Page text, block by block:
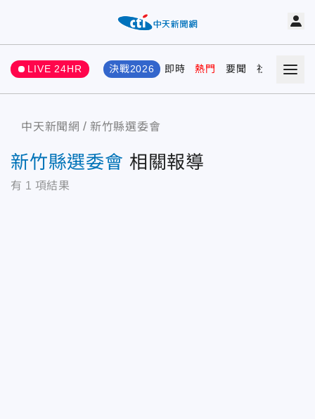
LIVE 24HR 決戰2026 即時 熱門 要聞 社會 娛樂
中天新聞網 新竹縣選委會
新竹縣選委會 相關報導
有 1 項結果